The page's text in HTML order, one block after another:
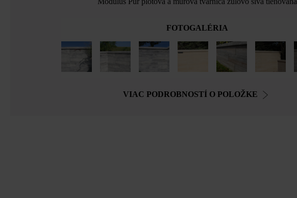
FOTOGALÉRIA
VIAC PODROBNOSTÍ O POLOŽKE